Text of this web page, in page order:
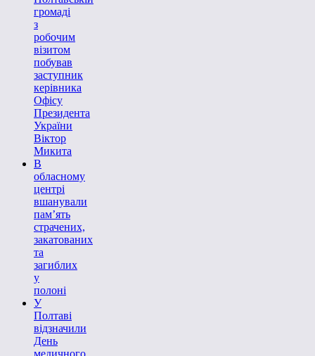
громаді
з
робочим
візитом
побував
заступник
керівника
Офісу
Президента
України
Віктор
Микита
В
обласному
центрі
вшанували
пам’ять
страчених,
закатованих
та
загиблих
у
полоні
У
Полтаві
відзначили
День
медичного